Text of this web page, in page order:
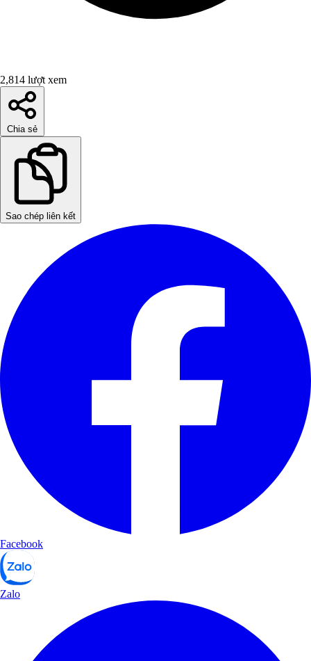
2,814 lượt xem
Chia sẻ
Sao chép liên kết
Facebook
Zalo